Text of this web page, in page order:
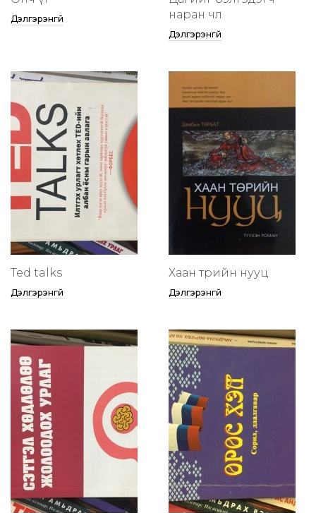
Дэлгэрэнгүй
наран чөлөө
Дэлгэрэнгүй
Ted talks
Дэлгэрэнгүй
Хаан төрийн нууц
Дэлгэрэнгүй